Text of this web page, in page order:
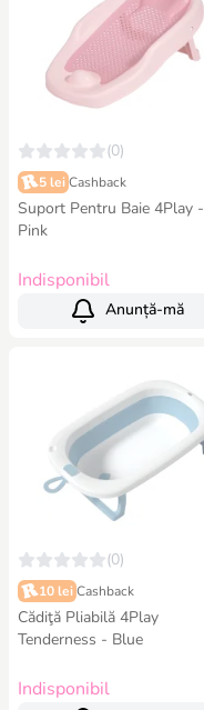
(0)
5 lei Cashback
Suport Pentru Baie 4Play -
Pink
Indisponibil
Anunță-mă
(0)
10 lei Cashback
Cădiţă Pliabilă 4Play
Tenderness - Blue
Indisponibil